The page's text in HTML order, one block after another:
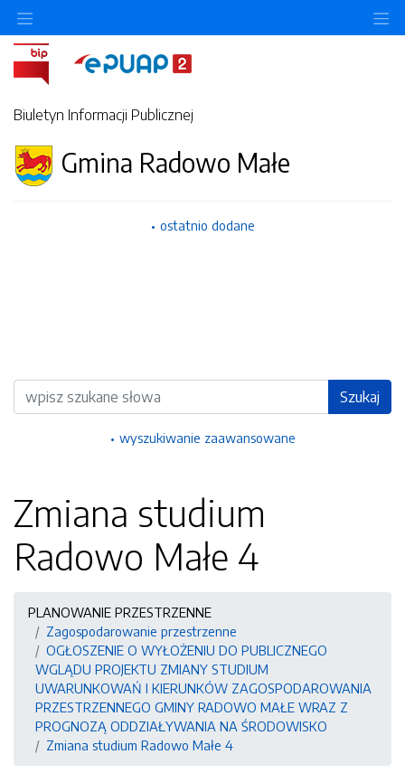
Biuletyn Informacji Publicznej
Gmina Radowo Małe
ostatnio dodane
Wyszukiwarka Szukaj
wyszukiwanie zaawansowane
Zmiana studium
Radowo Małe 4
PLANOWANIE PRZESTRZENNE
Zagospodarowanie przestrzenne
OGŁOSZENIE O WYŁOŻENIU DO PUBLICZNEGO
WGLĄDU PROJEKTU ZMIANY STUDIUM
UWARUNKOWAŃ I KIERUNKÓW ZAGOSPODAROWANIA
PRZESTRZENNEGO GMINY RADOWO MAŁE WRAZ Z
PROGNOZĄ ODDZIAŁYWANIA NA ŚRODOWISKO
Zmiana studium Radowo Małe 4